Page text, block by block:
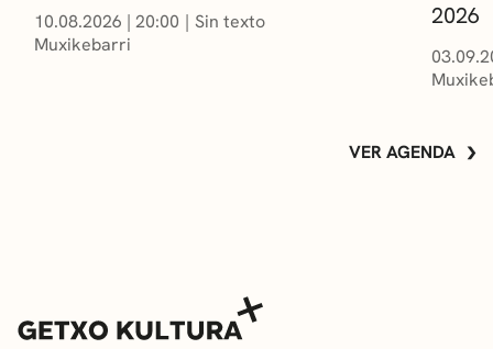
10.08.2026 | 20:00
Sin texto
Muxikebarri
2026
VER AGENDA